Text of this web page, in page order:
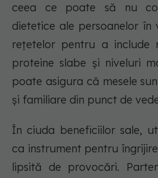
ceea ce poate să nu
dietetice ale persoanelor în
rețetelor pentru a include
proteine slabe și niveluri
poate asigura că mesele
și familiare din punct de
În ciuda beneficiilor sale,
ca instrument pentru
lipsită de provocări.